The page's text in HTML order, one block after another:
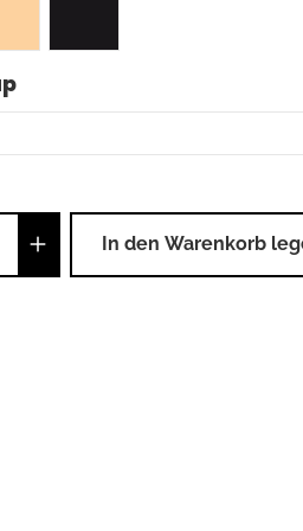
auswählen
Anzahl: Gib den
In den Warenkorb